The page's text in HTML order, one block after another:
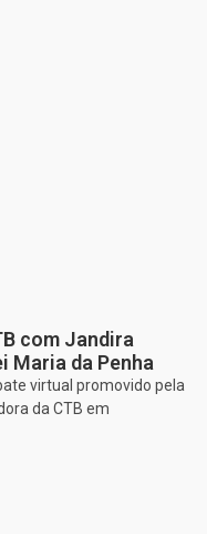
com Jandira
Maria da Penha
virtual promovido pela
da CTB em